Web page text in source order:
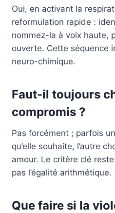
Oui, en activant la
reformulation rapide :
nommez-la à voix haute,
ouverte. Cette séquence
neuro-chimique.
Faut-il toujours
compromis ?
Pas forcément ; parfois
qu’elle souhaite, l’autre
amour. Le critère clé
pas l’égalité arithmétique.
Que faire si la